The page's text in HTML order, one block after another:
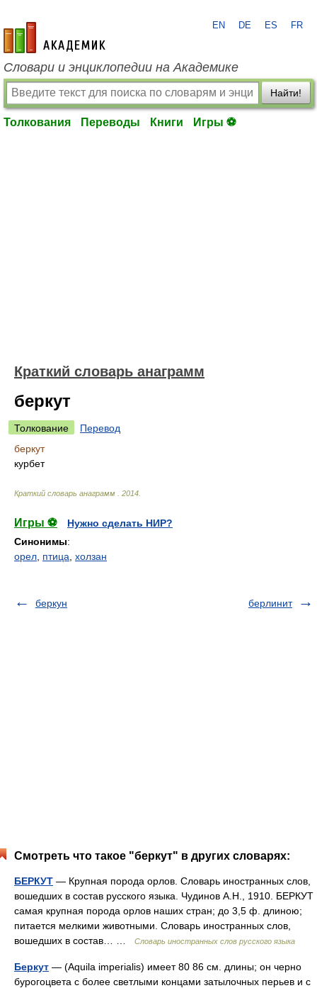
academic.ru
EN DE ES FR
Словари и энциклопедии на Академике
Найти!
Толкования Переводы Книги Игры ⚽
Краткий словарь анаграмм
беркут
Толкование
Перевод
беркут
курбет
Краткий словарь анаграмм 2014
Игры ⚽
Нужно сделать НИР?
Синонимы:
орел птица холзан
беркун берлинит
Смотреть что такое "беркут" в других словарях:
БЕРКУТ — Крупная порода орлов. Словарь иностранных слов,
вошедших в состав русского языка. Чудинов А.Н., 1910. БЕРКУТ
самая крупная порода орлов наших стран; до 3,5 ф. длиною;
питается мелкими животными. Словарь иностранных слов,
вошедших в состав… …
Словарь иностранных слов русского языка
Беркут — (Aquila imperialis) имеет 80 86 см. длины; он черно
бурогоцвета с более светлыми концами затылочных перьев и с